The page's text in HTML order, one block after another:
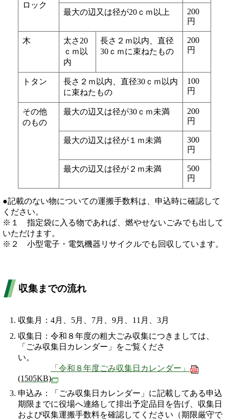
ロック
最大の辺又は径が20ｃｍ以上
200
円
木
太さ20
ｃｍ以
内
長さ２ｍ以内、直径
30ｃｍに束ねたもの
200
円
トタン
長さ２ｍ以内、直径30ｃｍ以内
に束ねたもの
100
円
その他
のもの
最大の辺又は径が30ｃｍ未満
200
円
最大の辺又は径が１ｍ未満
300
円
最大の辺又は径が２ｍ未満
500
円
●記載のない物についての運搬手数料は、申込時に確認して
ください。
※１ 指定袋に入る物であれば、燃やせないごみでも出して
いただけます。
※２ 小型電子・電気機器リサイクルでも回収しています。
収集までの流れ
収集月：4月、5月、7月、9月、11月、3月
収集日：令和８年度の粗大ごみ収集につきましては、
「ごみ収集日カレンダー」をご覧くださ
い。
「令和８年度ごみ収集日カレンダー」
(1505KB)
申込み：「ごみ収集日カレンダー」に記載してある申込
期限までに役場へ連絡して排出予定品目を告げ、収集日
および収集運搬手数料を確認してください（期限厳守で